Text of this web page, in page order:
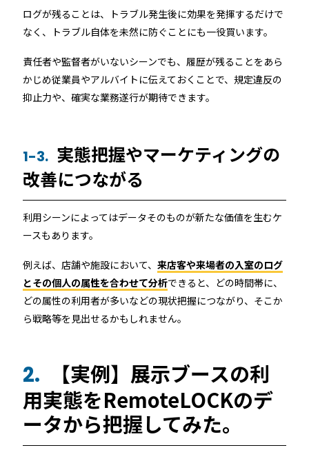
ログが残ることは、トラブル発生後に効果を発揮するだけで
なく、トラブル自体を未然に防ぐことにも一役買います。
責任者や監督者がいないシーンでも、履歴が残ることをあら
かじめ従業員やアルバイトに伝えておくことで、規定違反の
抑止力や、確実な業務遂行が期待できます。
1-3. 実態把握やマーケティングの
改善につながる
利用シーンによってはデータそのものが新たな価値を生むケ
ースもあります。
例えば、店舗や施設において、 来店客や来場者の入室のログ
とその個人の属性を合わせて分析できると、どの時間帯に、
どの属性の利用者が多いなどの現状把握につながり、そこか
ら戦略等を見出せるかもしれません。
2.
【実例】展示ブースの利
用実態をRemoteLOCKのデ
ータから把握してみた。
RemoteLOCK 9j
TOBIRA
SADIOT ROOM
製品の比較
店舗
オフィス
公共施設
事例インタビュー
宿泊施設
レンタルスペース
店舗
公共施設
その他の業種
工事の様子
施工パートナー 一覧
北海道
東北
中部
中国
四国
お知らせ セミナー
特定商取引法に基づく表記
RemoteLOCK